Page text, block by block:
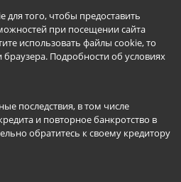
того, чтобы предоставить
при посещении сайта
использовать файлы cookie, то
Подробности об условиях
последствия, в том числе
и повторное банкротство в
обратитесь к своему кредитору